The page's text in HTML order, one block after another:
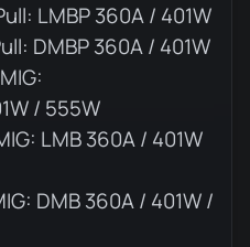
LMBP 360A / 401W
DMBP 360A / 401W
/ 555W
LMB 360A / 401W
DMB 360A / 401W /